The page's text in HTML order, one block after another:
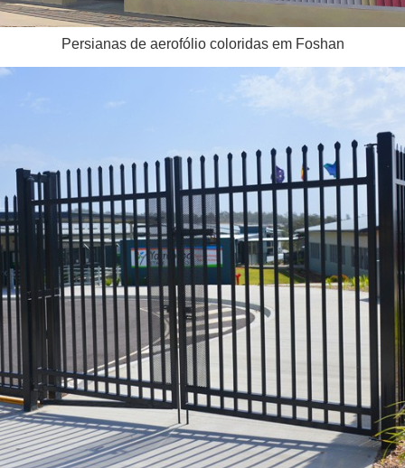
Persianas de aerofólio coloridas em Foshan